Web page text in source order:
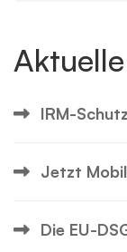
IRM-
Jetzt
Die EU-